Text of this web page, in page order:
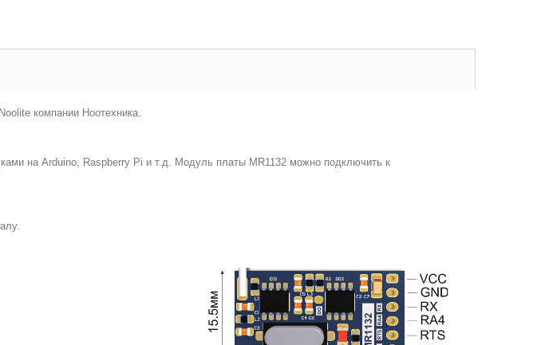
компании Ноотехника.
на Arduino, Raspberry Pi и т.д. Модуль платы MR1132 можно подключить к